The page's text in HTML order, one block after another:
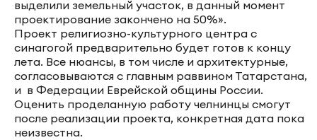
выделили земельный участок, в данный момент
проектирование закончено на 50%».
Проект религиозно-культурного центра с
синагогой предварительно будет готов к концу
лета. Все нюансы, в том числе и архитектурные,
согласовываются с главным раввином Татарстана,
и в Федерации Еврейской общины России.
Оценить проделанную работу челнинцы смогут
после реализации проекта, конкретная дата пока
неизвестна.